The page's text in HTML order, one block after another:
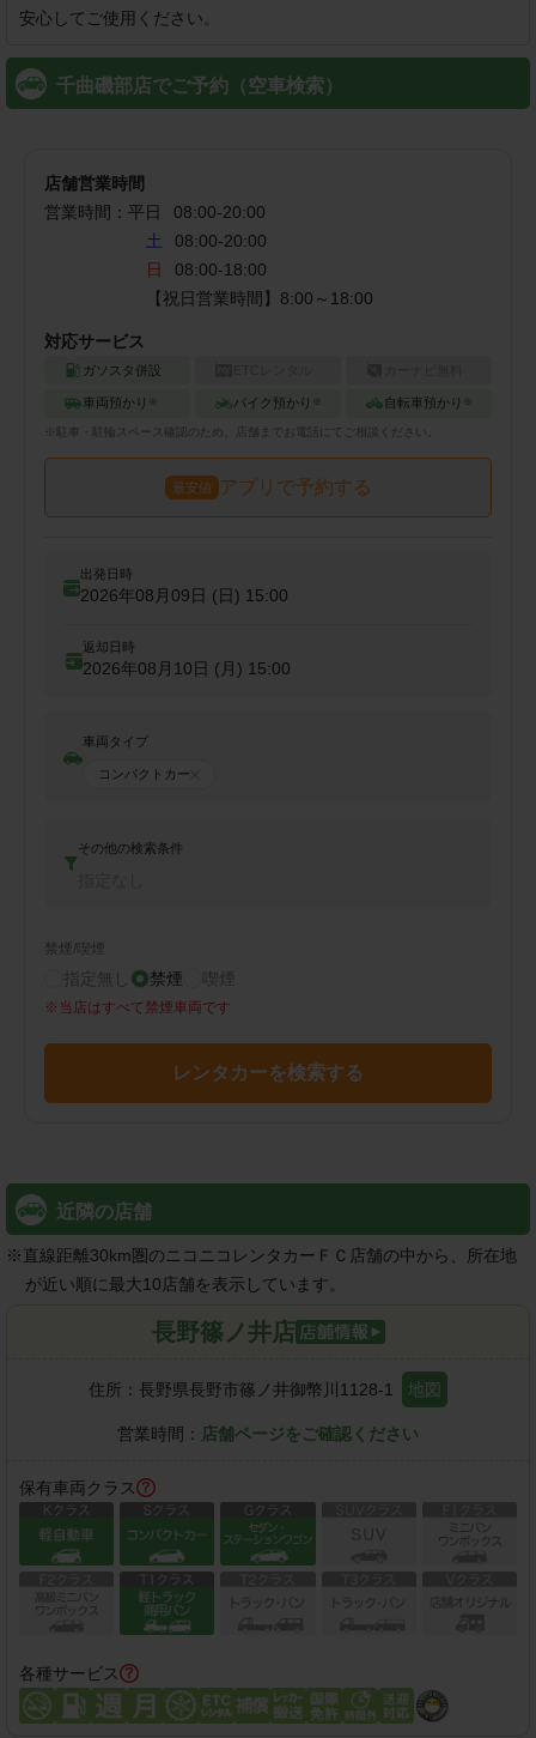
安心してご使用ください。
千曲磯部店でご予約（空車検索）
店舗営業時間
営業時間： 平日 08:00-20:00
土
08:00-20:00
日
08:00-18:00
【祝日営業時間】8:00～18:00
対応サービス
ガソスタ併設
車両預かり ※ バイク預かり ※ 自転車預かり ※
※ 駐車・駐輪 スペース確認のため、店舗までお電話にてご相談ください。
最安値 アプリで予約する
出発日時
2026年08月09日 (日) 15:00
返却日時
2026年08月10日 (月) 15:00
車両タイプ
コンパクトカー
その他の検索条件
禁煙/喫煙
指定無し 禁煙 喫煙
※ 当店はすべて禁煙車両です
レンタカーを検索する
近隣の店舗
※直線距離30km圏のニコニコレンタカーＦＣ店舗の中から、所在地
が近い順に最大10店舗を表示しています。
長野篠ノ井店
住所： 長野県長野市篠ノ井御幣川1128-1 地図
営業時間： 店舗ページをご確認ください
保有車両クラス
各種サービス